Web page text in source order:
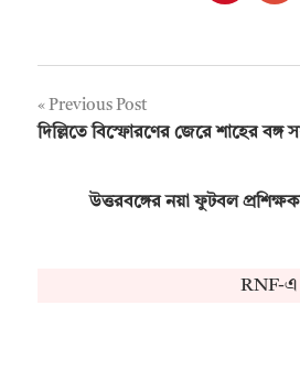
Post
Previous Post
দিল্লিতে বিস্ফোরণের জেরে শাহের বঙ্গ
উত্তরবঙ্গের নয়া ফুটবল
RNF-এ